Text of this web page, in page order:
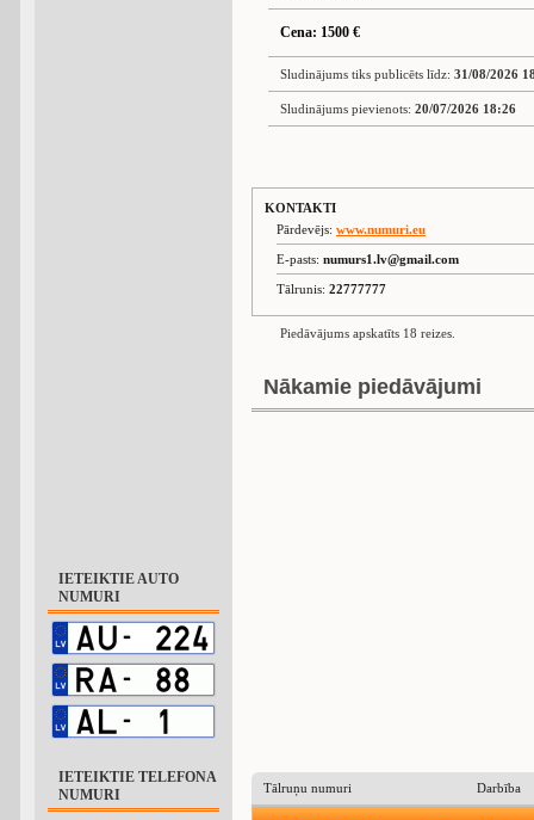
IETEIKTIE AUTO
NUMURI
IETEIKTIE TELEFONA
NUMURI
Cena: 1500 €
Sludinājums tiks publicēts līdz: 31/08/2026
Sludinājums pievienots: 20/07/2026 18:26
KONTAKTI
Pārdevējs: www.numuri.eu
E-pasts: numurs1.lv@gmail.com
Tālrunis: 22777777
Piedāvājums apskatīts 18 reizes.
Nākamie piedāvājumi
Tālruņu numuri Darbība